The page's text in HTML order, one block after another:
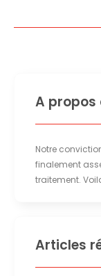
A propos
Notre
finalement
traitement.
Articles